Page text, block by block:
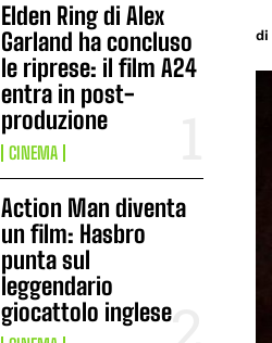
Elden Ring di Alex
Garland ha concluso
le riprese: il film A24
entra in post-
produzione
CINEMA
Action Man diventa
un film: Hasbro
punta sul
leggendario
giocattolo inglese
di